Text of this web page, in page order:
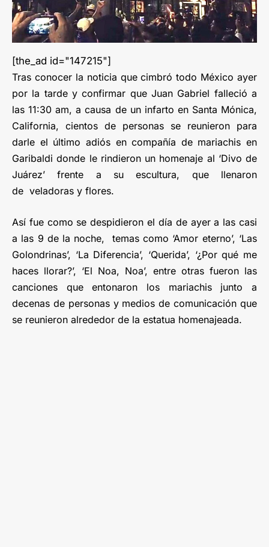
[the_ad id="147215"]
Tras conocer la noticia que cimbró todo México ayer
por la tarde y confirmar que Juan Gabriel falleció a
las 11:30 am, a causa de un infarto en Santa Mónica,
California, cientos de personas se reunieron para
darle el último adiós en compañía de mariachis en
Garibaldi donde le rindieron un homenaje al ‘Divo de
Juárez’ frente a su escultura, que llenaron
de veladoras y flores.
Así fue como se despidieron el día de ayer a las casi
a las 9 de la noche, temas como ‘Amor eterno’, ‘Las
Golondrinas’, ‘La Diferencia’, ‘Querida’, ‘¿Por qué me
haces llorar?’, ‘El Noa, Noa’, entre otras fueron las
canciones que entonaron los mariachis junto a
decenas de personas y medios de comunicación que
se reunieron alrededor de la estatua homenajeada.